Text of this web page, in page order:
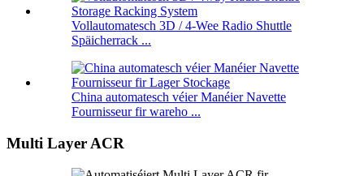
Vollautomatesch 3D / 4-Wee Radio Shuttle
Späicherrack ...
China automatesch véier Manéier Navette
Fournisseur fir wareho ...
Multi Layer ACR